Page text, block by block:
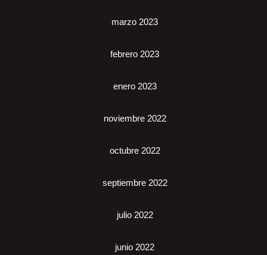
marzo 2023
febrero 2023
enero 2023
noviembre 2022
octubre 2022
septiembre 2022
julio 2022
junio 2022